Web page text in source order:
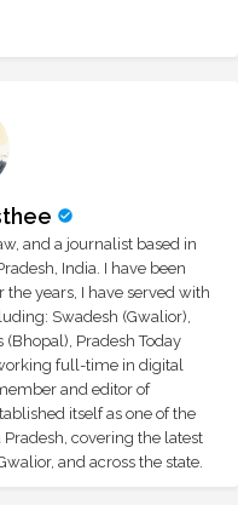
and a journalist based in
India. I have been
years, I have served with
Swadesh (Gwalior),
(Bhopal), Pradesh Today
full-time in digital
and editor of
itself as one of the
covering the latest
and across the state.